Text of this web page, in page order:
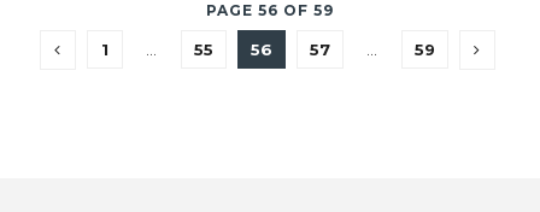
PAGE 56 OF 59
1 … 55 56 57 … 59